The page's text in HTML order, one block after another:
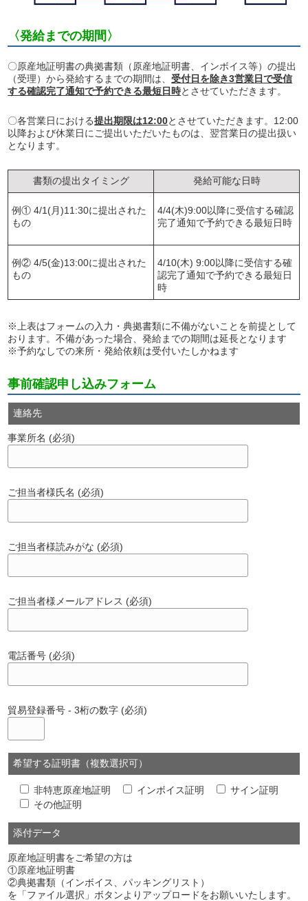
〈発給までの期間〉
〇原産地証明書の典拠書類（原産地証明書、インボイス等）の提出
（受理）から発給するまでの期間は、受付日を除き3営業日で受信
する確認完了通知で予約できる最短日時とさせていただきます。
〇各営業日における提出期限は12:00とさせていただきます。12:00
以降および休業日にご提出いただいたものは、翌営業日の提出扱い
となります。
書類の提出タイミング 発給可能な日時
例① 4/1(月)11:30に提出された
もの
4/4(木)9:00以降に受信する確認
完了通知で予約できる最短日時
例② 4/5(金)13:00に提出された
もの
4/10(木) 9:00以降に受信する確
認完了通知で予約できる最短日
時
※上表はフォームの入力・典拠書類に不備がないことを前提として
おります。不備があった場合、発給までの期間は延長となります
※予約なしでの来所・発給依頼は受付いたしかねます
事前確認申し込みフォーム
連絡先
事業所名 (必須)
ご担当者様氏名 (必須)
ご担当者様読みがな (必須)
ご担当者様メールアドレス (必須)
電話番号 (必須)
貿易登録番号 - 3桁の数字 (必須)
希望する証明書（複数選択可）
非特恵原産地証明 インボイス証明
サイン証明
その他証明
添付データ
原産地証明書をご希望の方は
①原産地証明書
②典拠書類（インボイス、パッキングリスト）
を「ファイル選択」ボタンよりアップロードをお願いいたします。